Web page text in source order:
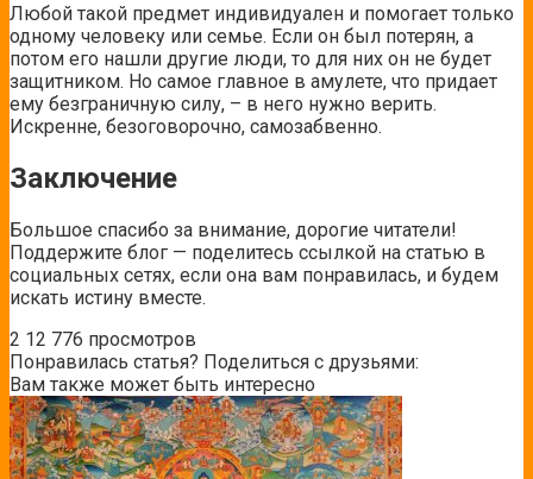
Любой такой предмет индивидуален и помогает только
одному человеку или семье. Если он был потерян, а
потом его нашли другие люди, то для них он не будет
защитником. Но самое главное в амулете, что придает
ему безграничную силу, – в него нужно верить.
Искренне, безоговорочно, самозабвенно.
Заключение
Большое спасибо за внимание, дорогие читатели!
Поддержите блог — поделитесь ссылкой на статью в
социальных сетях, если она вам понравилась, и будем
искать истину вместе.
2 12 776 просмотров
Понравилась статья? Поделиться с друзьями:
Вам также может быть интересно